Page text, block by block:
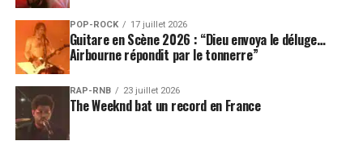
POP-ROCK 17 juillet 2026
Guitare en Scène 2026 : “Dieu envoya le déluge…
Airbourne répondit par le tonnerre”
RAP-RNB 23 juillet 2026
The Weeknd bat un record en France